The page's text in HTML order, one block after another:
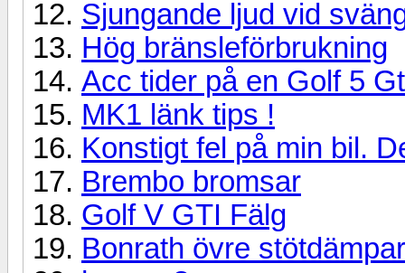
Sjungande ljud vid
Hög bränsleförbrukning
Acc tider på en Golf 5
MK1 länk tips !
Konstigt fel på min bil.
Brembo bromsar
Golf V GTI Fälg
Bonrath övre